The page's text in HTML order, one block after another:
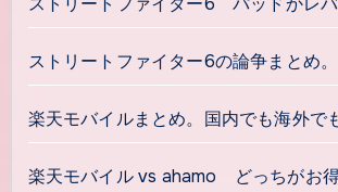
ストリートファイター6の論争まとめ。
楽天モバイルまとめ。国内でも海外で
楽天モバイル vs ahamo どっちがお